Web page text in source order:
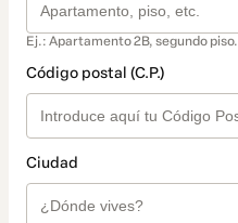
Ej.: Apartamento 2B, segundo piso.
Código postal (C.P.)
Ciudad